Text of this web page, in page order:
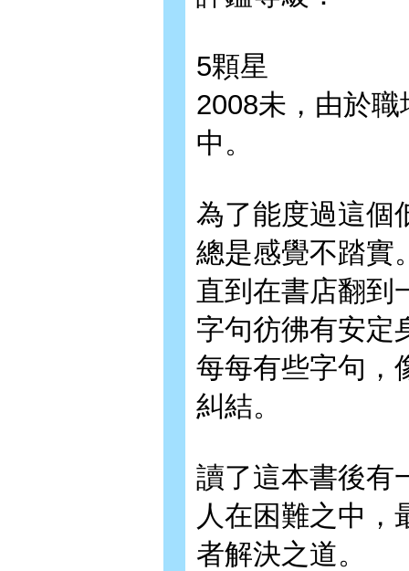
5顆星
2008未，由於
中。
為了能度過這個
總是感覺不踏實
直到在書店翻到
字句彷彿有安定
每每有些字句，
糾結。
讀了這本書後有
人在困難之中，
者解決之道。